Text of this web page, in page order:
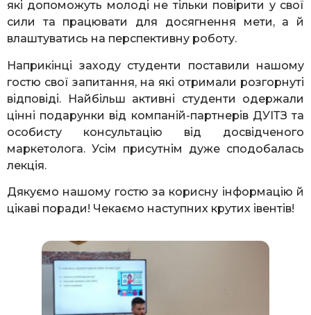
які допоможуть молоді не тільки повірити у свої
сили та працювати для досягнення мети, а й
влаштуватись на перспективну роботу.
Наприкінці заходу студенти поставили нашому
гостю свої запитання, на які отримали розгорнуті
відповіді. Найбільш активні студенти одержали
цінні подарунки від компаній-партнерів ДУІТЗ та
особисту консультацію від досвідченого
маркетолога. Усім присутнім дуже сподобалась
лекція.
Дякуємо нашому гостю за корисну інформацію й
цікаві поради! Чекаємо наступних крутих івентів!